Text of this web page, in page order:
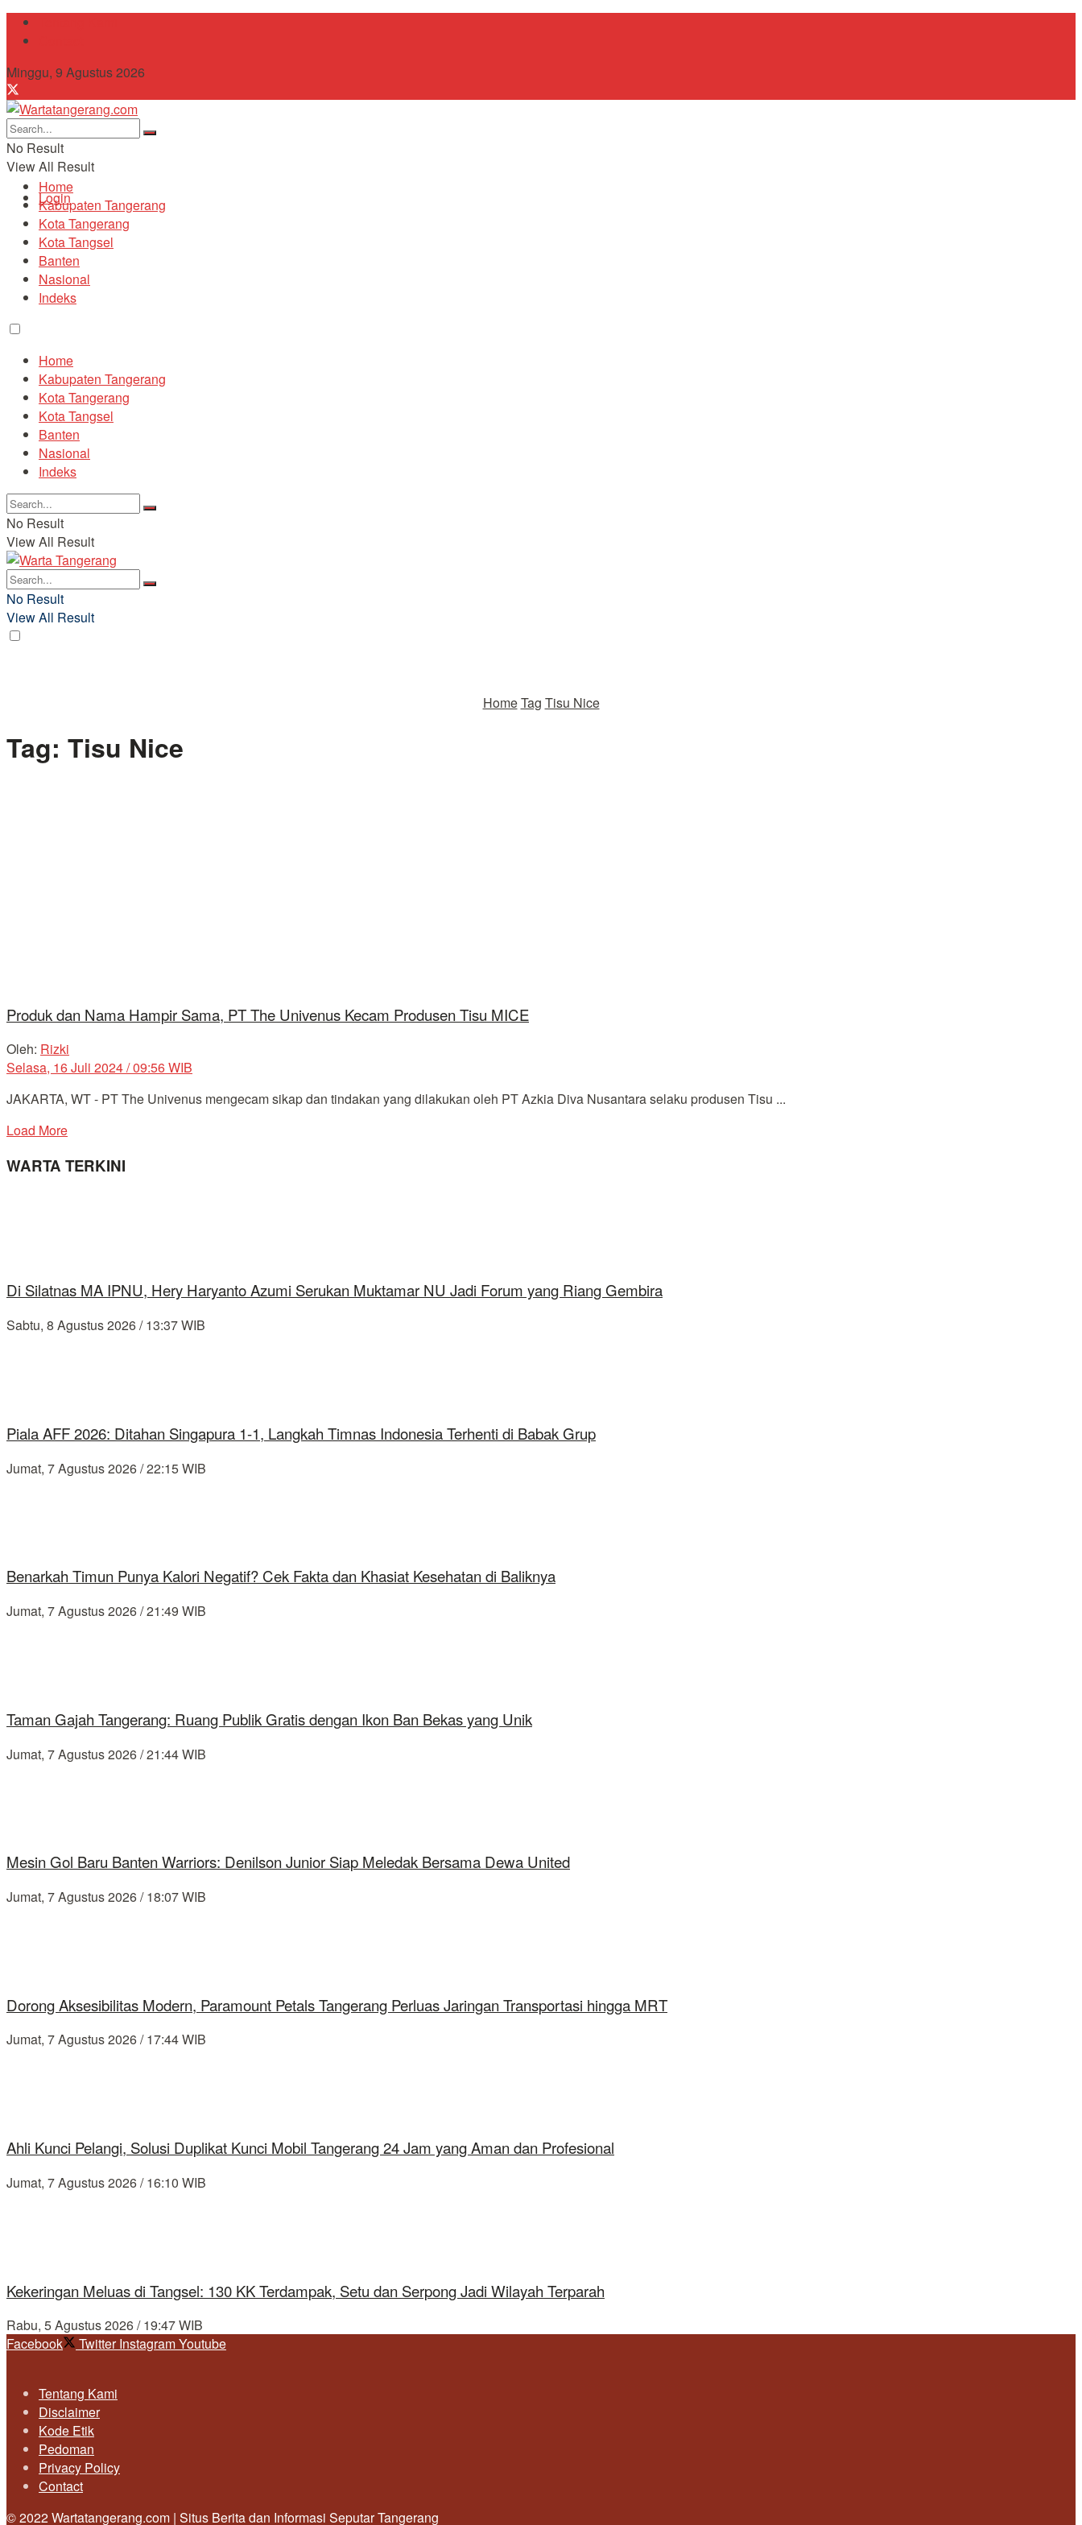
Minggu, 9 Agustus 2026
No Result
View All Result
Login
Home
Kabupaten Tangerang
Kota Tangerang
Kota Tangsel
Banten
Nasional
Indeks
Home
Kabupaten Tangerang
Kota Tangerang
Kota Tangsel
Banten
Nasional
Indeks
No Result
View All Result
No Result
View All Result
HomeTag Tisu Nice
Tag: Tisu Nice
Produk dan Nama Hampir Sama, PT The Univenus Kecam Produsen Tisu MICE
Oleh: Rizki
Selasa, 16 Juli 2024 / 09:56 WIB
JAKARTA, WT - PT The Univenus mengecam sikap dan tindakan yang dilakukan oleh PT Azkia Diva Nusantara selaku produsen Tisu ...
Load More
WARTA TERKINI
Di Silatnas MA IPNU, Hery Haryanto Azumi Serukan Muktamar NU Jadi Forum yang Riang Gembira
Sabtu, 8 Agustus 2026 / 13:37 WIB
Piala AFF 2026: Ditahan Singapura 1-1, Langkah Timnas Indonesia Terhenti di Babak Grup
Jumat, 7 Agustus 2026 / 22:15 WIB
Benarkah Timun Punya Kalori Negatif? Cek Fakta dan Khasiat Kesehatan di Baliknya
Jumat, 7 Agustus 2026 / 21:49 WIB
Taman Gajah Tangerang: Ruang Publik Gratis dengan Ikon Ban Bekas yang Unik
Jumat, 7 Agustus 2026 / 21:44 WIB
Mesin Gol Baru Banten Warriors: Denilson Junior Siap Meledak Bersama Dewa United
Jumat, 7 Agustus 2026 / 18:07 WIB
Dorong Aksesibilitas Modern, Paramount Petals Tangerang Perluas Jaringan Transportasi hingga MRT
Jumat, 7 Agustus 2026 / 17:44 WIB
Ahli Kunci Pelangi, Solusi Duplikat Kunci Mobil Tangerang 24 Jam yang Aman dan Profesional
Jumat, 7 Agustus 2026 / 16:10 WIB
Kekeringan Meluas di Tangsel: 130 KK Terdampak, Setu dan Serpong Jadi Wilayah Terparah
Rabu, 5 Agustus 2026 / 19:47 WIB
Facebook
Twitter InstagramYoutube
Tentang Kami
Disclaimer
Kode Etik
Pedoman
Privacy Policy
Contact
© 2022 Wartatangerang.com | Situs Berita dan Informasi Seputar Tangerang